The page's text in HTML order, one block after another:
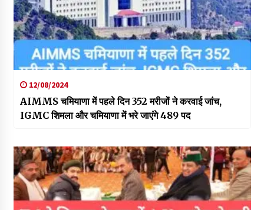
12/08/2024
AIMMS चमियाणा में पहले दिन 352 मरीजों ने करवाई जांच,
IGMC शिमला और चमियाणा में भरे जाएंगे 489 पद